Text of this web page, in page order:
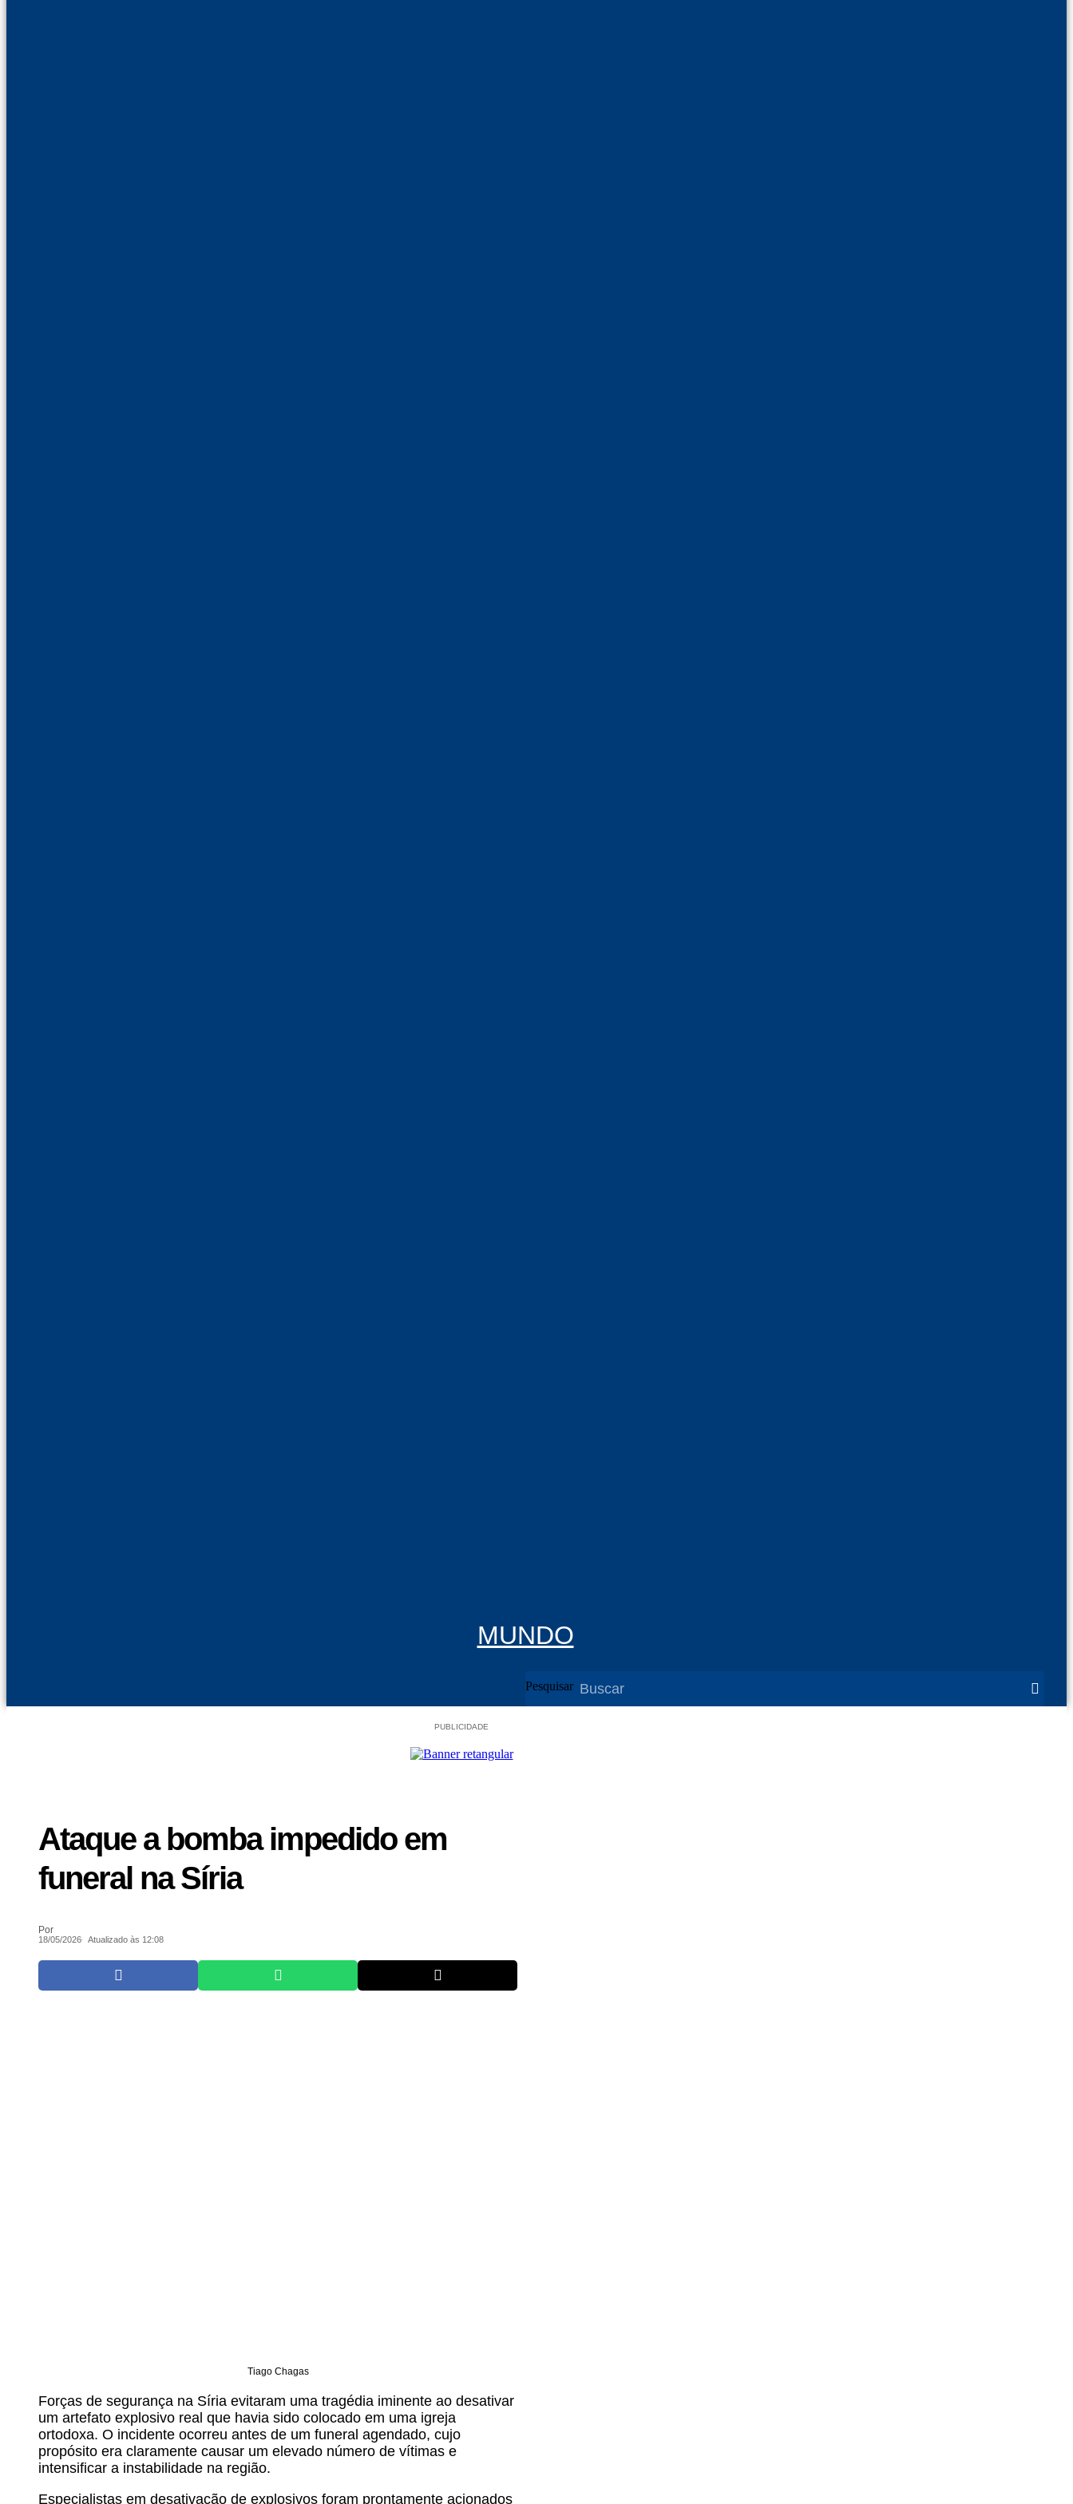
MUNDO
Pesquisar
PUBLICIDADE
Ataque a bomba impedido em
funeral na Síria
Por
18/05/2026 Atualizado às 12:08
Tiago Chagas
Forças de segurança na Síria evitaram uma tragédia iminente ao desativar
um artefato explosivo real que havia sido colocado em uma igreja
ortodoxa. O incidente ocorreu antes de um funeral agendado, cujo
propósito era claramente causar um elevado número de vítimas e
intensificar a instabilidade na região.
Especialistas em desativação de explosivos foram prontamente acionados